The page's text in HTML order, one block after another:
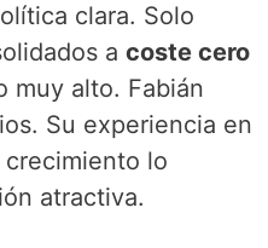
clara. Solo
a coste cero
muy alto. Fabián
Su experiencia en
lo
atractiva.